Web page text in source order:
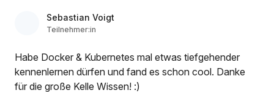
Sebastian Voigt
Teilnehmer:in
Habe Docker & Kubernetes mal etwas tiefgehender
kennenlernen dürfen und fand es schon cool. Danke
für die große Kelle Wissen! :)